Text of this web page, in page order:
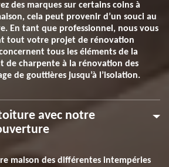
des marques sur certains coins à
cela peut provenir d’un souci au
En tant que professionnel, nous vous
tout votre projet de rénovation
tous les éléments de la
charpente à la rénovation des
de gouttières jusqu’à l’isolation.
avec notre
maison des différentes intempéries